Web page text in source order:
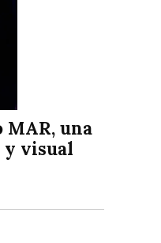
MAR, una
y visual